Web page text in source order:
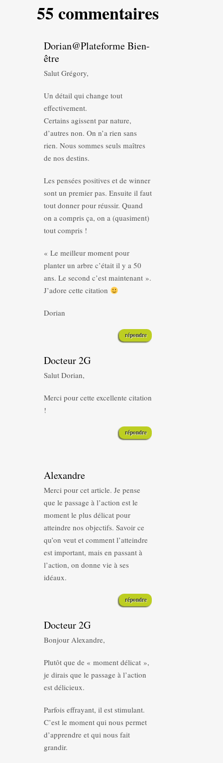
55 commentaires
Dorian@Plateforme Bien-
être
Salut Grégory,
Un détail qui change tout
effectivement.
Certains agissent par nature,
d’autres non. On n’a rien sans
rien. Nous sommes seuls maîtres
de nos destins.
Les pensées positives et de winner
sont un premier pas. Ensuite il faut
tout donner pour réussir. Quand
on a compris ça, on a (quasiment)
tout compris !
« Le meilleur moment pour
planter un arbre c’était il y a 50
ans. Le second c’est maintenant ».
J’adore cette citation
Dorian
répondre
Docteur 2G
Salut Dorian,
Merci pour cette excellente citation
!
répondre
Alexandre
Merci pour cet article. Je pense
que le passage à l’action est le
moment le plus délicat pour
atteindre nos objectifs. Savoir ce
qu’on veut et comment l’atteindre
est important, mais en passant à
l’action, on donne vie à ses
idéaux.
répondre
Docteur 2G
Bonjour Alexandre,
Plutôt que de « moment délicat »,
je dirais que le passage à l’action
est délicieux.
Parfois effrayant, il est stimulant.
C’est le moment qui nous permet
d’apprendre et qui nous fait
grandir.